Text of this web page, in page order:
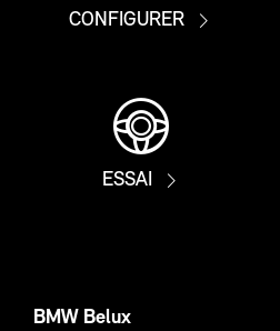
CONFIGURER
ESSAI
BMW Belux